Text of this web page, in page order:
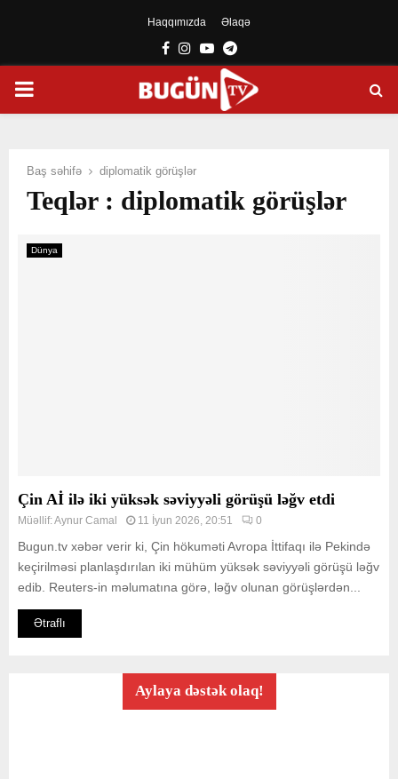
Haqqımızda Əlaqə
Facebook
Instagram
YoutubeTelegram
PRIMARY
Baş səhifə diplomatik görüşlər
Teqlər : diplomatik görüşlər
Dünya
Çin Aİ ilə iki yüksək səviyyəli görüşü ləğv etdi
Müəllif:Aynur Camal 11 İyun 2026, 20:51 0
Bugun.tv xəbər verir ki, Çin hökuməti Avropa İttifaqı ilə Pekində
keçirilməsi planlaşdırılan iki mühüm yüksək səviyyəli görüşü ləğv
edib. Reuters-in məlumatına görə, ləğv olunan görüşlərdən...
Ətraflı
Aylaya dəstək olaq!